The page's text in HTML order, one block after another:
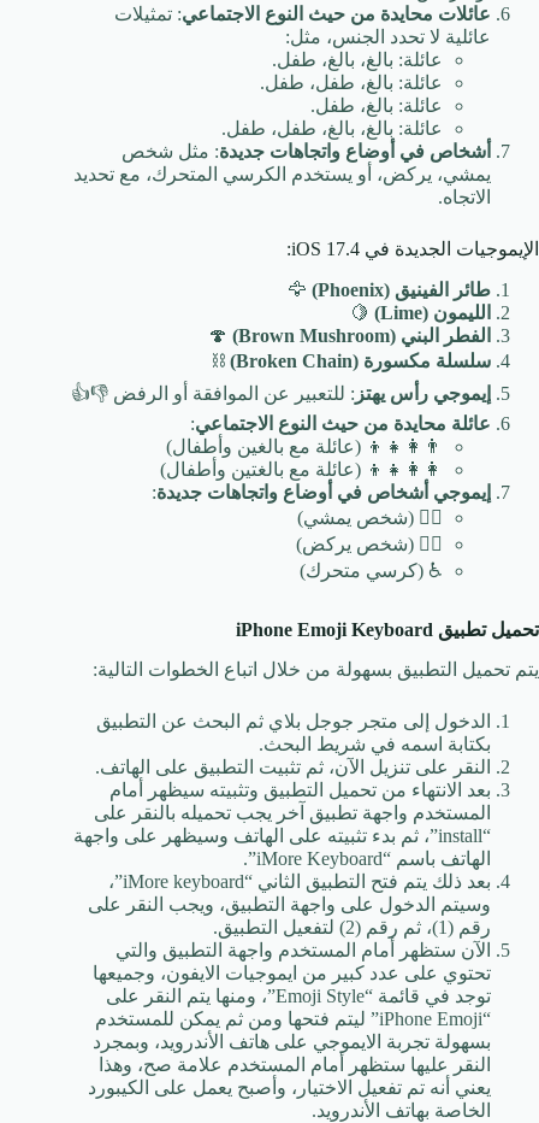
عائلات محايدة من حيث النوع الاجتماعي: تمثيلات
عائلية لا تحدد الجنس، مثل:
عائلة: بالغ، بالغ، طفل.
عائلة: بالغ، طفل، طفل.
عائلة: بالغ، طفل.
عائلة: بالغ، بالغ، طفل، طفل.
أشخاص في أوضاع واتجاهات جديدة: مثل شخص
يمشي، يركض، أو يستخدم الكرسي المتحرك، مع تحديد
الاتجاه.
الإيموجيات الجديدة في iOS 17.4:
طائر الفينيق (Phoenix)
🦅
الليمون (Lime)
🍋
الفطر البني (Brown Mushroom)
🍄
سلسلة مكسورة (Broken Chain)
⛓️
إيموجي رأس يهتز : للتعبير عن الموافقة أو الرفض 👎👍
عائلة محايدة من حيث النوع الاجتماعي:
👨‍👩‍👧‍👦 (عائلة مع بالغين وأطفال)
👩‍👩‍👧‍👦 (عائلة مع بالغتين وأطفال)
إيموجي أشخاص في أوضاع واتجاهات جديدة:
🚶‍♂️ (شخص يمشي)
🏃‍♀️ (شخص يركض)
♿ (كرسي متحرك)
تحميل تطبيق iPhone Emoji Keyboard
يتم تحميل التطبيق بسهولة من خلال اتباع الخطوات التالية:
الدخول إلى متجر جوجل بلاي ثم البحث عن التطبيق
بكتابة اسمه في شريط البحث.
النقر على تنزيل الآن، ثم تثبيت التطبيق على الهاتف.
بعد الانتهاء من تحميل التطبيق وتثبيته سيظهر أمام
المستخدم واجهة تطبيق آخر يجب تحميله بالنقر على
“install”، ثم بدء تثبيته على الهاتف وسيظهر على واجهة
الهاتف باسم “iMore Keyboard”.
بعد ذلك يتم فتح التطبيق الثاني “iMore keyboard”،
وسيتم الدخول على واجهة التطبيق، ويجب النقر على
رقم (1)، ثم رقم (2) لتفعيل التطبيق.
الآن ستظهر أمام المستخدم واجهة التطبيق والتي
تحتوي على عدد كبير من ايموجيات الايفون، وجميعها
توجد في قائمة “Emoji Style”، ومنها يتم النقر على
“iPhone Emoji” ليتم فتحها ومن ثم يمكن للمستخدم
بسهولة تجربة الايموجي على هاتف الأندرويد، وبمجرد
النقر عليها ستظهر أمام المستخدم علامة صح، وهذا
يعني أنه تم تفعيل الاختيار، وأصبح يعمل على الكيبورد
الخاصة بهاتف الأندرويد.